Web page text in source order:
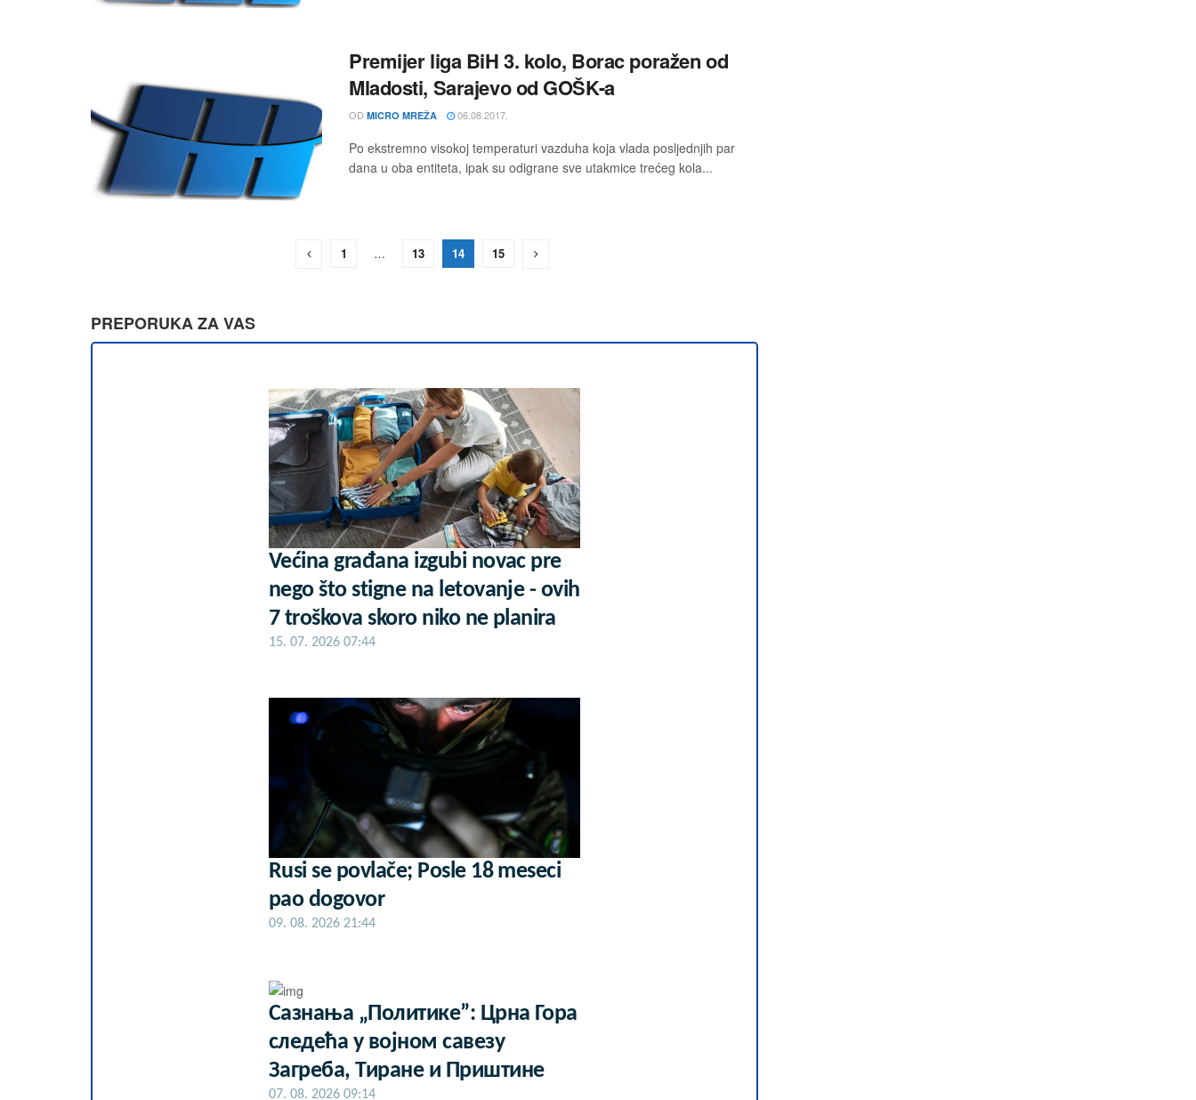
Premijer liga BiH 3. kolo, Borac poražen od
Mladosti, Sarajevo od GOŠK-a
OD MICRO MREŽA 06.08.2017.
Po ekstremno visokoj temperaturi vazduha koja vlada posljednjih par
dana u oba entiteta, ipak su odigrane sve utakmice trećeg kola...
1 … 13 14 15
PREPORUKA ZA VAS
Većina građana izgubi novac pre
nego što stigne na letovanje - ovih
7 troškova skoro niko ne planira
15. 07. 2026 07:44
Rusi se povlače; Posle 18 meseci
pao dogovor
09. 08. 2026 21:44
Сазнања „Политике”: Црна Гора
следећа у војном савезу
Загреба, Тиране и Приштине
07. 08. 2026 09:14